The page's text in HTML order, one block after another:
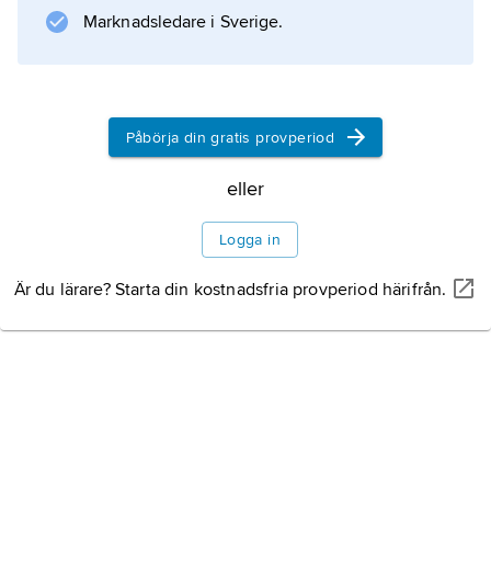
Marknadsledare i Sverige.
Påbörja din gratis provperiod
eller
Logga in
Är du lärare? Starta din kostnadsfria provperiod härifrån.